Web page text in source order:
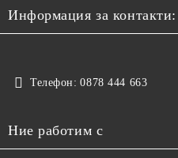
Информация за контакти:
Телефон: 0878 444 663
Ние работим с